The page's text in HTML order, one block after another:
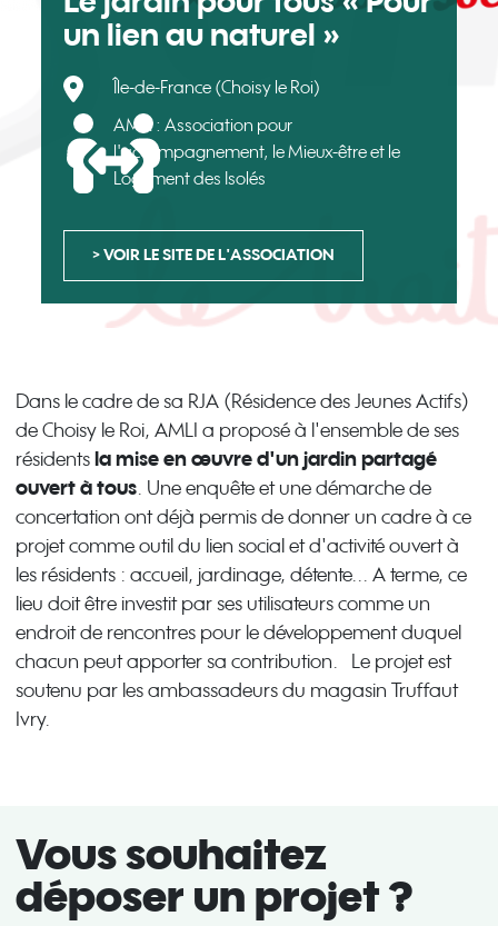
un lien au naturel »
Île-de-France (Choisy le Roi)
AMLI : Association pour
l'accompagnement, le Mieux-être et le
Logement des Isolés
> VOIR LE SITE DE L'ASSOCIATION
Dans le cadre de sa RJA (Résidence des Jeunes Actifs)
de Choisy le Roi, AMLI a proposé à l'ensemble de ses
résidentsla mise en œuvre d'un jardin partagé
ouvert à tous. Une enquête et une démarche de
concertation ont déjà permis de donner un cadre à ce
projet comme outil du lien social et d'activité ouvert à
les résidents : accueil, jardinage, détente... A terme, ce
lieu doit être investit par ses utilisateurs comme un
endroit de rencontres pour le développement duquel
chacun peut apporter sa contribution. Le projet est
soutenu par les ambassadeurs du magasin Truffaut
Ivry.
Vous souhaitez
déposer un projet ?